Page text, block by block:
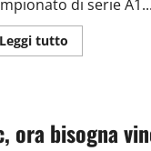
di serie A1...
Leggi tutto
ora bisogna